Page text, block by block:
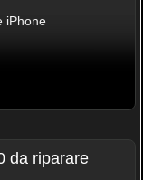
iPhone
da riparare